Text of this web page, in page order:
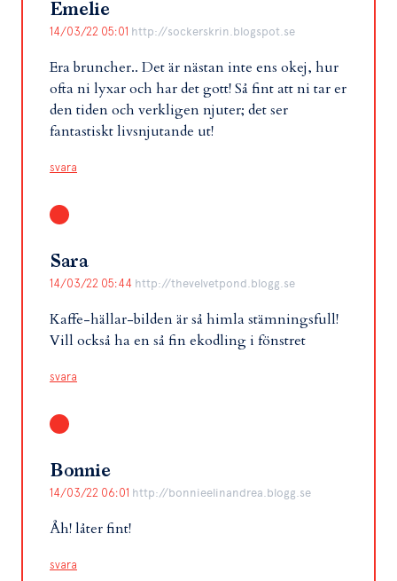
Emelie
14/03/22 05:01 http://sockerskrin.blogspot.se
Era bruncher.. Det är nästan inte ens okej, hur
ofta ni lyxar och har det gott! Så fint att ni tar er
den tiden och verkligen njuter; det ser
fantastiskt livsnjutande ut!
svara
Sara
14/03/22 05:44 http://thevelvetpond.blogg.se
Kaffe-hällar-bilden är så himla stämningsfull!
Vill också ha en så fin ekodling i fönstret
svara
Bonnie
14/03/22 06:01 http://bonnieelinandrea.blogg.se
Åh! låter fint!
svara